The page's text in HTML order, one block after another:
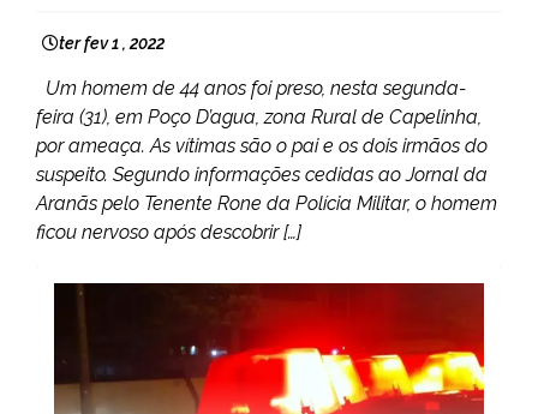
ter fev 1 , 2022
Um homem de 44 anos foi preso, nesta segunda-
feira (31), em Poço D’agua, zona Rural de Capelinha,
por ameaça. As vítimas são o pai e os dois irmãos do
suspeito. Segundo informações cedidas ao Jornal da
Aranãs pelo Tenente Rone da Polícia Militar, o homem
ficou nervoso após descobrir […]